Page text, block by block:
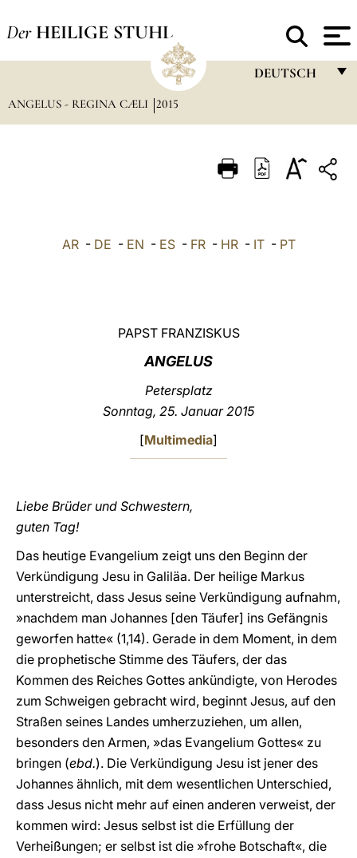
Der HEILIGE STUHL
DEUTSCH
ITALIANO
ANGELUS - REGINA CÆLI 2015
AR- DE - EN - ES- FR- HR- IT- PT
PAPST FRANZISKUS
ANGELUS
Petersplatz
Sonntag, 25. Januar2015
[Multimedia]
Liebe Brüder und Schwestern,
guten Tag!
Das heutige Evangelium zeigt uns den Beginn der
Verkündigung Jesu in Galiläa. Der heilige Markus
unterstreicht, dass Jesus seine Verkündigung aufnahm,
»nachdem man Johannes [den Täufer] ins Gefängnis
geworfen hatte« (1,14). Gerade in dem Moment, in dem
die prophetische Stimme des Täufers, der das
Kommen des Reiches Gottes ankündigte, von Herodes
zum Schweigen gebracht wird, beginnt Jesus, auf den
Straßen seines Landes umherzuziehen, um allen,
besonders den Armen, »das Evangelium Gottes« zu
bringen (ebd.). Die Verkündigung Jesu ist jener des
Johannes ähnlich, mit dem wesentlichen Unterschied,
dass Jesus nicht mehr auf einen anderen verweist, der
kommen wird: Jesus selbst ist die Erfüllung der
Verheißungen; er selbst ist die »frohe Botschaft«, die